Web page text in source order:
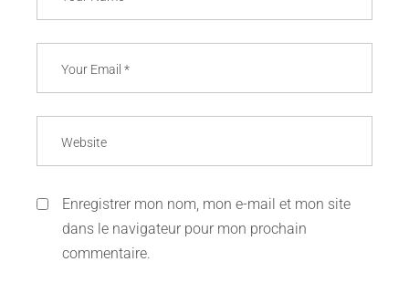
Enregistrer mon nom, mon e-mail et mon site
dans le navigateur pour mon prochain
commentaire.